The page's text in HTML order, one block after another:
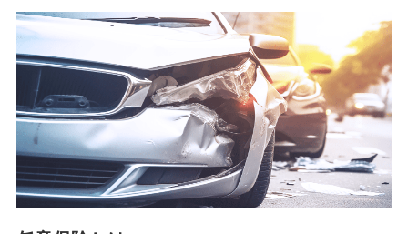
【共同して利用される利用データの項目】
当社又は株式会社NTTドコモがサービス提供等を通じて取得
した、以下の情報などの個人データ
基本情報
氏名、電話番号、メールアドレス、お客さまの識別子、
属性、連絡先、dポイントサービスのご利用に関する情
報。例として、dポイントカード番号、性別、年齢、家族
構成、住所、dポイント残高、dポイント利用履歴などが
含まれます。